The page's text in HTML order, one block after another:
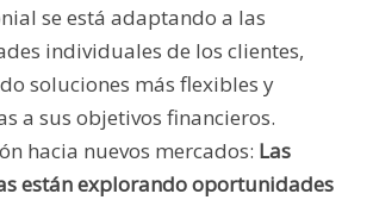
se está adaptando a las
individuales de los clientes,
soluciones más flexibles y
a sus objetivos financieros.
hacia nuevos mercados: Las
están explorando oportunidades